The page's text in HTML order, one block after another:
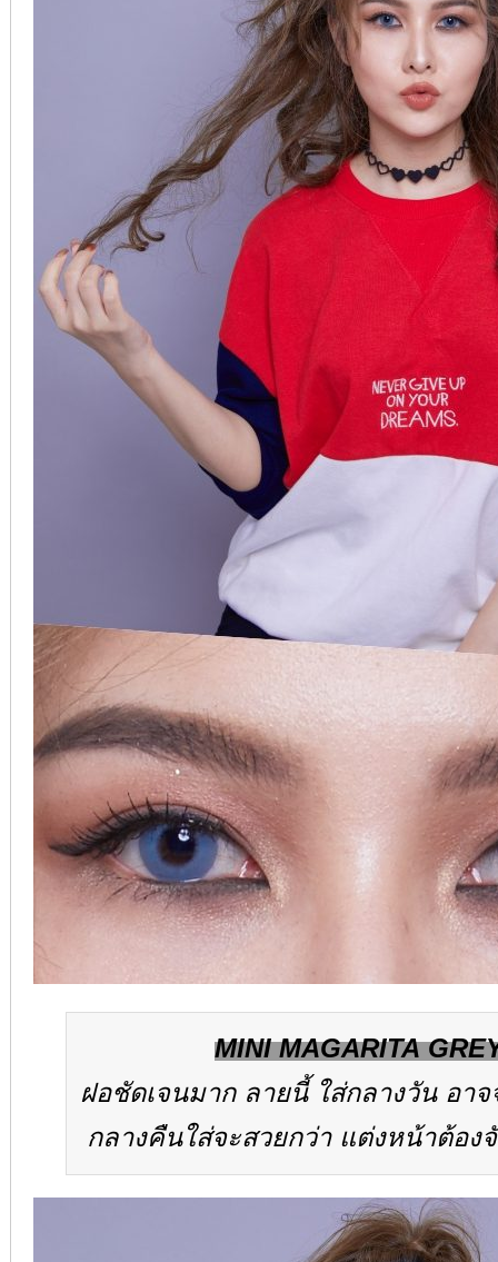
MINI MAGARITA
ฝอชัดเจนมาก ลายนี้ ใส่กลางวัน อา
กลางคืนใส่จะสวยกว่า แต่งหน้าต้อง